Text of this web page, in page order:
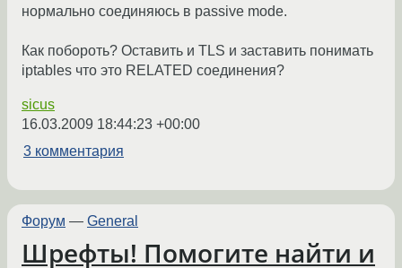
нормально соединяюсь в passive mode.
Как побороть? Оставить и TLS и заставить понимать
iptables что это RELATED соединения?
sicus
16.03.2009 18:44:23 +00:00
3 комментария
Форум — General
Шрефты! Помогите найти и